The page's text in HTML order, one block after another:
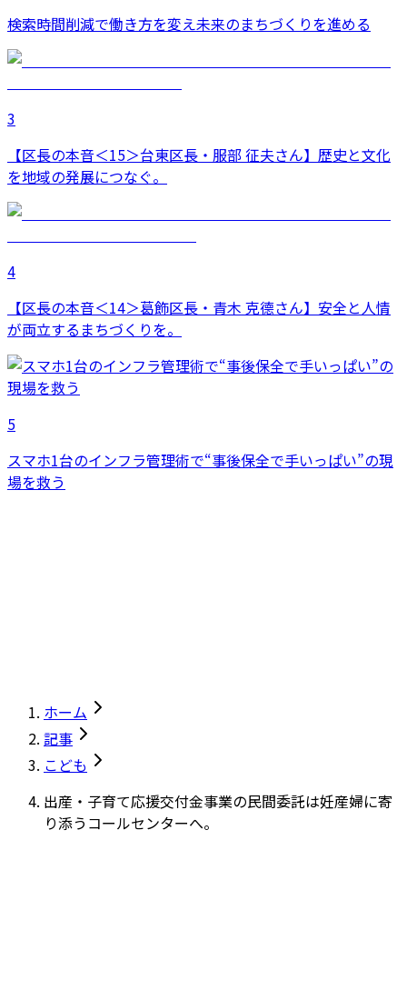
検索時間削減で働き方を変え未来のまちづくりを進める
3
【区長の本音＜15＞台東区長・服部 征夫さん】歴史と文化
を地域の発展につなぐ。
4
【区長の本音＜14＞葛飾区長・青木 克德さん】安全と人情
が両立するまちづくりを。
5
スマホ1台のインフラ管理術で“事後保全で手いっぱい”の現
場を救う
ホーム
記事
こども
出産・子育て応援交付金事業の民間委託は妊産婦に寄
り添うコールセンターへ。